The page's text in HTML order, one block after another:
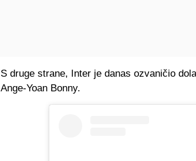
S druge strane, Inter je danas ozvaničio
Ange-Yoan Bonny.